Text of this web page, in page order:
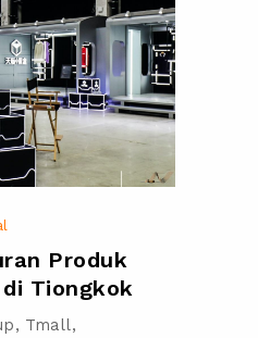
Produk
Tiongkok
Tmall,